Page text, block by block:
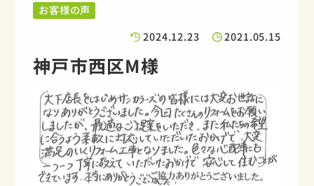
お客様の声
2024.12.23
2021.05.15
神戸市西区M様